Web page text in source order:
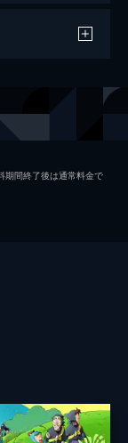
期間終了後は通常料金で